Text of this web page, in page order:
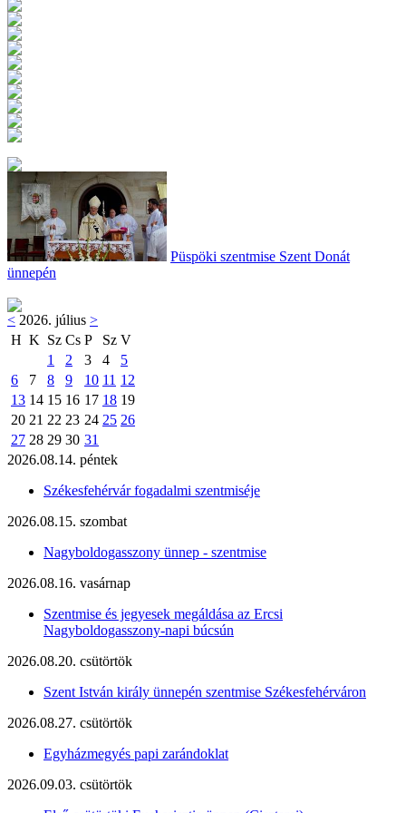
Püspöki szentmise Szent Donát
ünnepén
< 2026. július >
H K Sz Cs P Sz V
1
2 3 4
5
6
7 8 9 10 11 12
13 14 15 16 17 18 19
20 21 22 23 24 25 26
27 28 29 30 31
2026.08.14. péntek
Székesfehérvár fogadalmi szentmiséje
2026.08.15. szombat
Nagyboldogasszony ünnep - szentmise
2026.08.16. vasárnap
Szentmise és jegyesek megáldása az Ercsi
Nagyboldogasszony-napi búcsún
2026.08.20. csütörtök
Szent István király ünnepén szentmise Székesfehérváron
2026.08.27. csütörtök
Egyházmegyés papi zarándoklat
2026.09.03. csütörtök